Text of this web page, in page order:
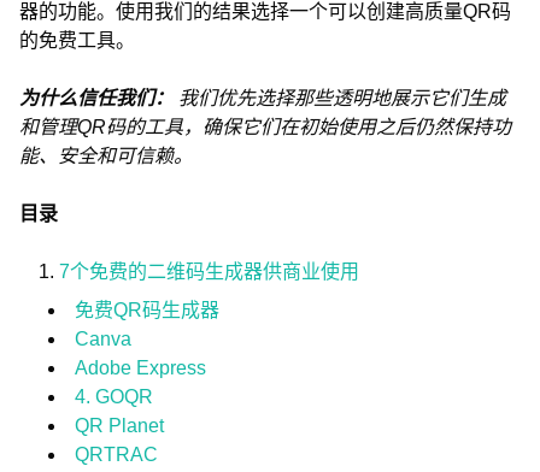
器的功能。使用我们的结果选择一个可以创建高质量QR码
的免费工具。
为什么信任我们： 我们优先选择那些透明地展示它们生成
和管理QR码的工具，确保它们在初始使用之后仍然保持功
能、安全和可信赖。
目录
7个免费的二维码生成器供商业使用
免费QR码生成器
Canva
Adobe Express
4. GOQR
QR Planet
QRTRAC